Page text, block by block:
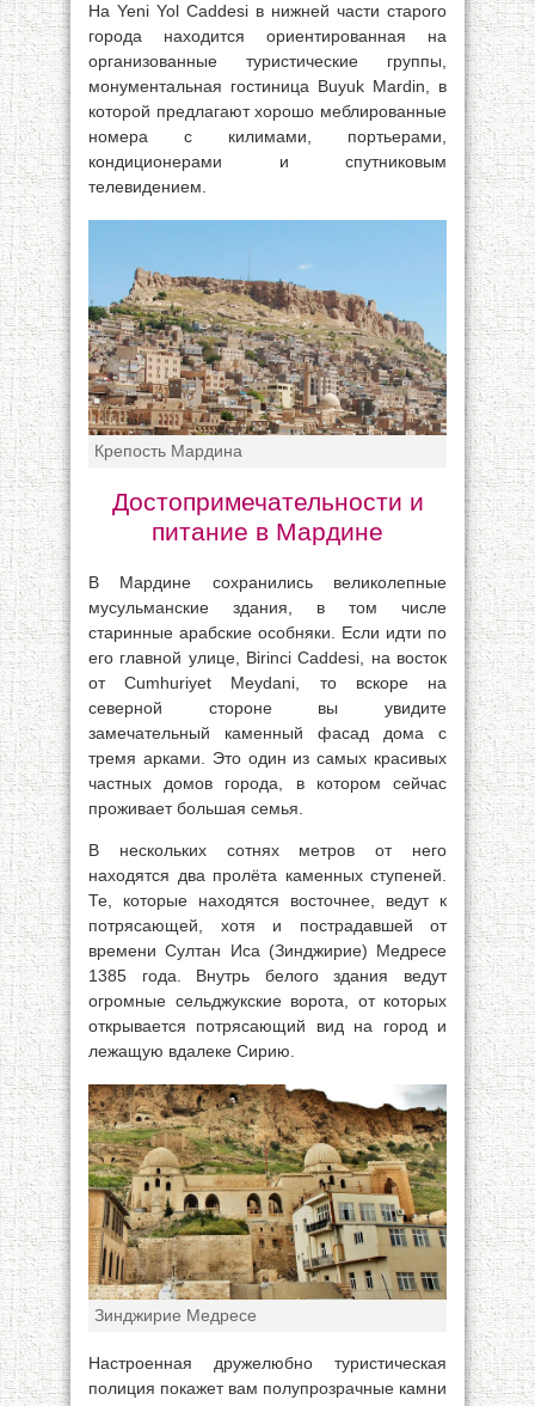
На Yeni Yol Caddesi в нижней части старого
города находится ориентированная на
организованные туристические группы,
монументальная гостиница Buyuk Mardin, в
которой предлагают хорошо меблированные
номера с килимами, портьерами,
кондиционерами и спутниковым
телевидением.
Крепость Мардина
Достопримечательности и
питание в Мардине
В Мардине сохранились великолепные
мусульманские здания, в том числе
старинные арабские особняки. Если идти по
его главной улице, Birinci Caddesi, на восток
от Cumhuriyet Meydani, то вскоре на
северной стороне вы увидите
замечательный каменный фасад дома с
тремя арками. Это один из самых красивых
частных домов города, в котором сейчас
проживает большая семья.
В нескольких сотнях метров от него
находятся два пролёта каменных ступеней.
Те, которые находятся восточнее, ведут к
потрясающей, хотя и пострадавшей от
времени Султан Иса (Зинджирие) Медресе
1385 года. Внутрь белого здания ведут
огромные сельджукские ворота, от которых
открывается потрясающий вид на город и
лежащую вдалеке Сирию.
Зинджирие Медресе
Настроенная дружелюбно туристическая
полиция покажет вам полупрозрачные камни